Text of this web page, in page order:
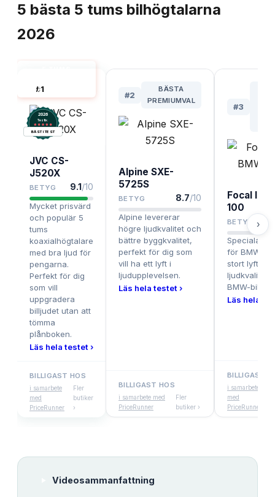
5 bästa 5 tums bilhögtalarna
2026
BÄST I TEST
#1
2026
Testix.
BÄST I TEST
JVC CS-
J520X
BETYG 9.1/10
Mycket prisvärd
och populär 5
tums
koaxialhögtalare
med bra ljud för
pengarna.
Perfekt för dig
som vill
uppgradera
billjudet utan att
tömma
plånboken.
Läs hela testet ›
BILLIGAST HOS
i samarbete
med
PriceRunner
Fler
butiker
›
#2
BÄSTA
PREMIUMVAL
Alpine SXE-
5725S
BETYG 8.7/10
Alpine levererar
högre ljudkvalitet och
bättre byggkvalitet,
perfekt för dig som
vill ha ett lyft i
ljudupplevelsen.
Läs hela testet ›
BILLIGAST HOS
i samarbete med
PriceRunner
Fler
butiker ›
#3
Focal IC
100
BETYG
för BMW,
stort lyft i
ljudkvalitet
BMW-bilar.
Läs hela
BILLIGAST
i samarbete
med
PriceRunner
›
Videosammanfattning